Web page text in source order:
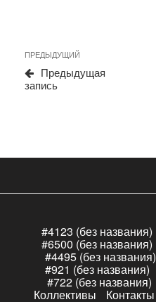
записям
Предыдущая
запись
ПРЕДЫДУЩИЙ
Предыдущая
запись
#4123 (без названия)
#6500 (без названия)
#4495 (без названия)
#921 (без названия)
#722 (без названия)
Коллективы Контакты